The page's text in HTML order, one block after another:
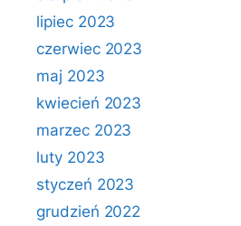
lipiec 2023
czerwiec 2023
maj 2023
kwiecień 2023
marzec 2023
luty 2023
styczeń 2023
grudzień 2022